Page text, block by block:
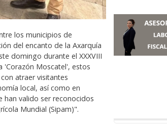
los municipios de
del encanto de la Axarquía
domingo durante el XXXVIII
'Corazón Moscatel', estos
atraer visitantes
local, así como en
han valido ser reconocidos
Mundial (Sipam)".